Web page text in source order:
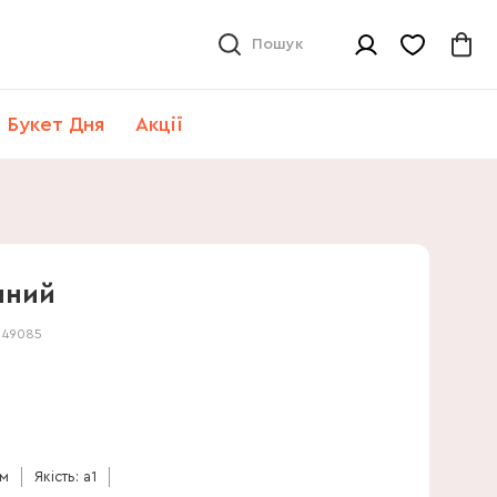
Пошук
Букет Дня Акції
49085
Якість: a1